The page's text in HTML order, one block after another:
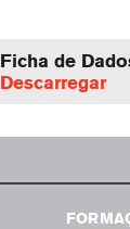
Ficha de
Descarregar